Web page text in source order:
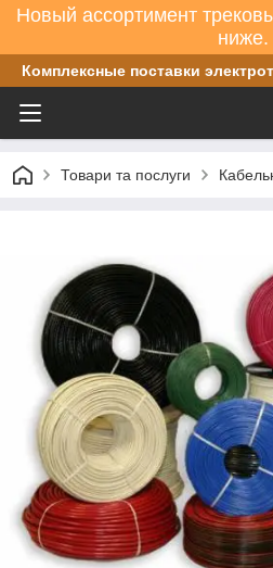
Новый ассортимент
ниже.
Комплексные поставки
Товари та послуги